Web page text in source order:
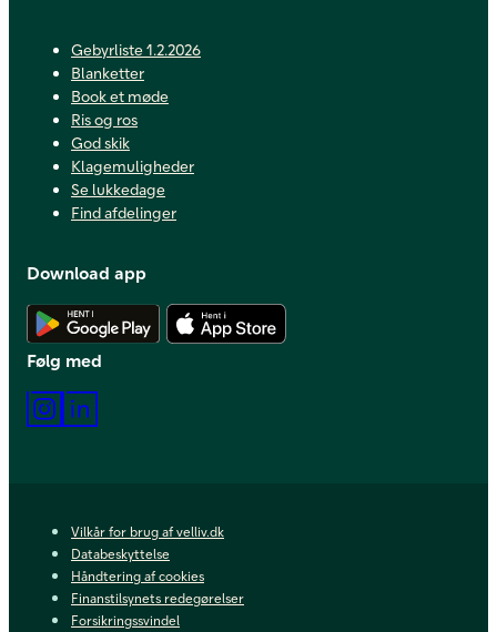
Gebyrliste 1.2.2026
Blanketter
Book et møde
Ris og ros
God skik
Klagemuligheder
Se lukkedage
Find afdelinger
Download app
Hent Android app
Følg med
Instagram
Vilkår for brug af velliv.dk
Databeskyttelse
Håndtering af cookies
Finanstilsynets redegørelser
Forsikringssvindel